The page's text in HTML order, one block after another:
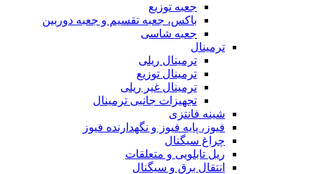
جعبه توزیع
باکس، جعبه تقسیم و جعبه دوربین
جعبه شاسی
ترمینال
ترمینال ریلی
ترمینال توزیع
ترمینال غیر ریلی
تجهیزات جانبی ترمینال
شینه فانتزی
فیوز، پایه فیوز و نگهدارنده فیوز
چراغ سیگنال
ریل تابلویی و متعلقات
انتقال برق و سیگنال